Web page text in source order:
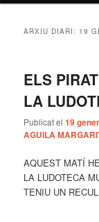
principal
secundari
ARXIU DIARI: 19
ELS
LA
Publicat el19
AGUILA
AQUEST MATÍ
LA LUDOTECA
TENIU UN